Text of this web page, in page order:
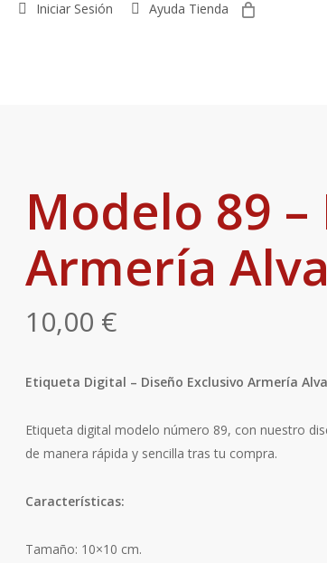
Iniciar Sesión Ayuda Tienda
Modelo 89
Armería
10,00 €
Etiqueta Digital – Diseño Exclusivo Armería
Etiqueta digital modelo número 89, con nuestro
de manera rápida y sencilla tras tu compra.
Características:
Tamaño: 10×10 cm.